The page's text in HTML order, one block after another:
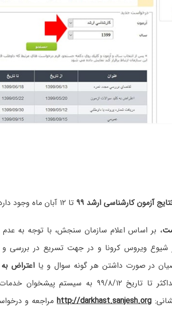
آزمون کارشناسی ارشد ۹۹ تا ۱۲ آبان ماه وجود دارد.
، بر اساس اعلام سازمان سنجش، با توجه به
شیوع ویروس کرونا و در جهت تسریع در
در صورت داشتن هر گونه سوال و یا اعتراض به
می‌توانند حداکثر تا تاریخ ۹۹/۸/۱۲ به
http://darkhast.sanjesh.orgمراجعه و